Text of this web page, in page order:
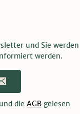
und Sie werden
werden.
die AGB gelesen